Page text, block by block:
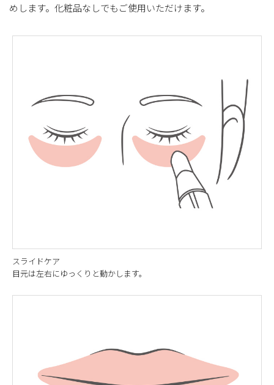
めします。化粧品なしでもご使用いただけます。
スライドケア
目元は左右にゆっくりと動かします。